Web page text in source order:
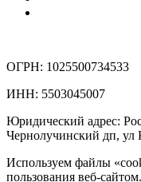
ОГРН: 1025500734533
ИНН: 5503045007
Юридический адрес:
Чернолучинский дп, ул
Используем файлы
пользования веб-